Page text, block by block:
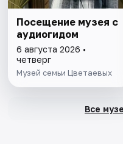
Посещение музея с
аудиогидом
6 августа 2026 •
четверг
Музей семьи Цветаевых
Все